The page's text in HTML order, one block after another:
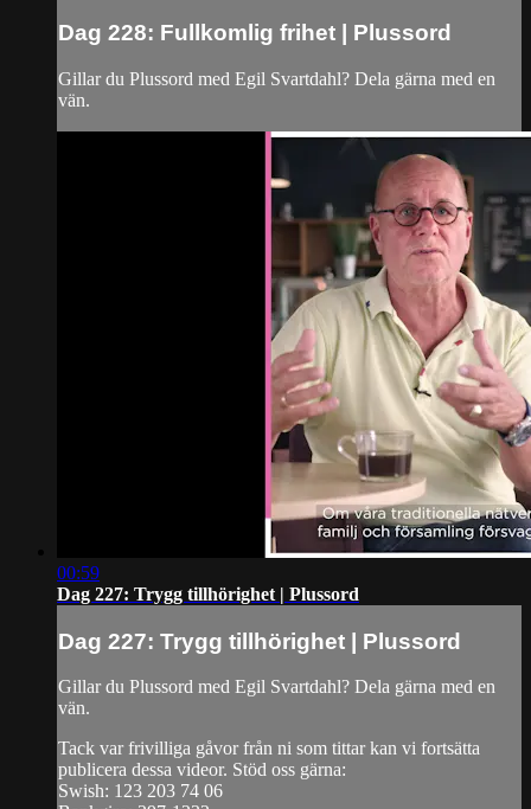
Dag 228: Fullkomlig frihet | Plussord
Gillar du Plussord med Egil Svartdahl? Dela gärna med en
vän.
00:59
Dag 227: Trygg tillhörighet | Plussord
Dag 227: Trygg tillhörighet | Plussord
Gillar du Plussord med Egil Svartdahl? Dela gärna med en
vän.
Tack var frivilliga gåvor från ni som tittar kan vi fortsätta
publicera dessa videor. Stöd oss gärna:
Swish: 123 203 74 06